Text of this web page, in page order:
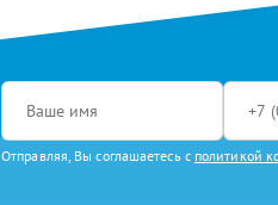
Отправляя, Вы соглашаетесь с политикой